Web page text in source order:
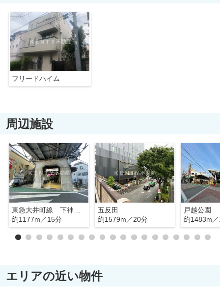
フリードハイム
周辺施設
約1177m／15分
五反田
約1579m／20分
戸越公園
約1483m
エリアの近い物件